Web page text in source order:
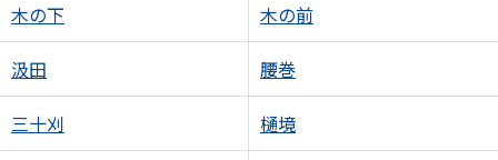
木の下 木の前
汲田 腰巻
三十刈 樋境